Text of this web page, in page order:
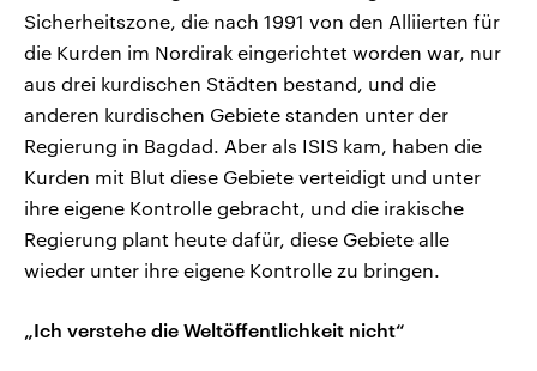
Sicherheitszone, die nach 1991 von den Alliierten für
die Kurden im Nordirak eingerichtet worden war, nur
aus drei kurdischen Städten bestand, und die
anderen kurdischen Gebiete standen unter der
Regierung in Bagdad. Aber als ISIS kam, haben die
Kurden mit Blut diese Gebiete verteidigt und unter
ihre eigene Kontrolle gebracht, und die irakische
Regierung plant heute dafür, diese Gebiete alle
wieder unter ihre eigene Kontrolle zu bringen.
„Ich verstehe die Weltöffentlichkeit nicht“